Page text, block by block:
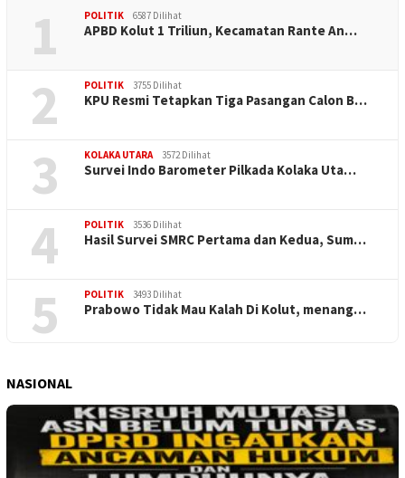
1 POLITIK 6587 Dilihat
APBD Kolut 1 Triliun, Kecamatan Rante An…
2 POLITIK 3755 Dilihat
KPU Resmi Tetapkan Tiga Pasangan Calon B…
3 KOLAKA UTARA 3572 Dilihat
Survei Indo Barometer Pilkada Kolaka Uta…
4 POLITIK 3536 Dilihat
Hasil Survei SMRC Pertama dan Kedua, Sum…
5 POLITIK 3493 Dilihat
Prabowo Tidak Mau Kalah Di Kolut, menang…
NASIONAL